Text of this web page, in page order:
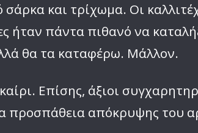
και τρίχωμα. Οι
ήταν πάντα πιθανό να
θα τα καταφέρω. Μάλλον.
Επίσης, άξιοι
προσπάθεια απόκρυψης του